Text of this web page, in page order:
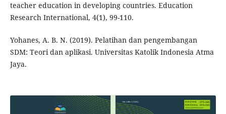
teacher education in developing countries. Education
Research International, 4(1), 99-110.
Yohanes, A. B. N. (2019). Pelatihan dan pengembangan
SDM: Teori dan aplikasi. Universitas Katolik Indonesia Atma
Jaya.